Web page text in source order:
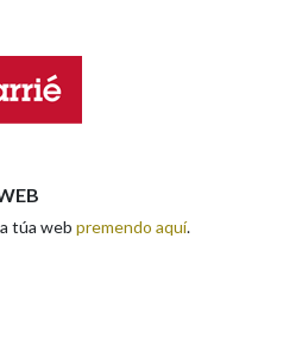
túa web premendo aquí.